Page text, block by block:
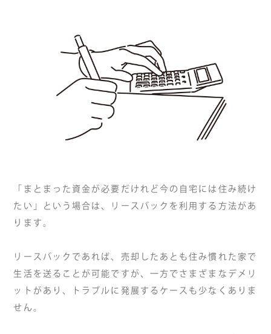
「まとまった資金が必要だけれど今の自宅には住み続け
たい」という場合は、リースバックを利用する方法があ
ります。
リースバックであれば、売却したあとも住み慣れた家で
生活を送ることが可能ですが、一方でさまざまなデメリ
ットがあり、トラブルに発展するケースも少なくありま
せん。